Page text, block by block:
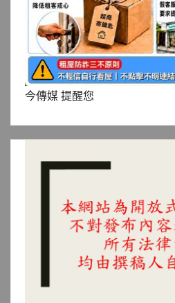
今傳媒 提醒您